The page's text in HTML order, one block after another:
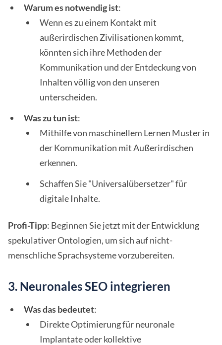
Warum es notwendig ist:
Wenn es zu einem Kontakt mit
außerirdischen Zivilisationen kommt,
könnten sich ihre Methoden der
Kommunikation und der Entdeckung von
Inhalten völlig von den unseren
unterscheiden.
Was zu tun ist:
Mithilfe von maschinellem Lernen Muster in
der Kommunikation mit Außerirdischen
erkennen.
Schaffen Sie "Universalübersetzer" für
digitale Inhalte.
Profi-Tipp: Beginnen Sie jetzt mit der Entwicklung
spekulativer Ontologien, um sich auf nicht-
menschliche Sprachsysteme vorzubereiten.
3. Neuronales SEO integrieren
Was das bedeutet:
Direkte Optimierung für neuronale
Implantate oder kollektive